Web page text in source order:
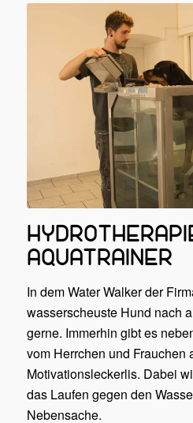
AQUATRAINER
In dem Water Walker der
wasserscheuste Hund nach
gerne. Immerhin gibt es
vom Herrchen und Frauchen
Motivationsleckerlis. Dabei
das Laufen gegen den
Nebensache.